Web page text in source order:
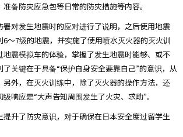
备防灾应急包等日常的防灾措施等内容。
对发生地震时的应对进行了说明，之后使用地震
～7级的地震，并实施了使用喷水灭火器的灭火训
震模拟车的体验，掌握了发生地震时能够、或不
关键在于具备“保护自身安全要靠自己”的意识，从
外，在灭火训练中，除了灭火器的操作方法，还
响应是“大声告知周围发生了火灾、求助”。
升了防灾意识，对于确保在日本安全度过留学生